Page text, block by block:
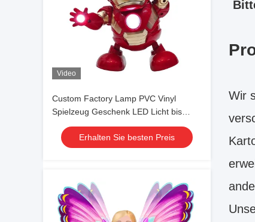
Video
Custom Factory Lamp PVC Vinyl
Spielzeug Geschenk LED Licht bis
Spielzeug
Erhalten Sie besten Preis
Wir